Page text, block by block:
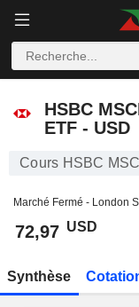
HSBC
ETF - USD
Cours HSBC
Marché Fermé - London
72,97 USD
Synthèse